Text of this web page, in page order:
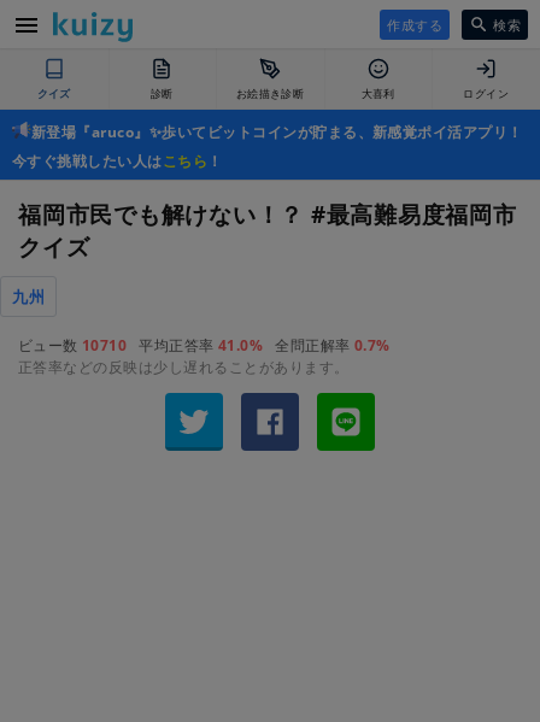
作成する 検索
クイズ 診断 お絵描き診断 大喜利 ログイン
新登場『aruco』✨歩いてビットコインが貯まる、新感覚ポイ活アプリ！
今すぐ挑戦したい人はこちら ！
福岡市民でも解けない！？ #最高難易度福岡市
クイズ
九州
ビュー数 10710 平均正答率 41.0% 全問正解率 0.7%
正答率などの反映は少し遅れることがあります。